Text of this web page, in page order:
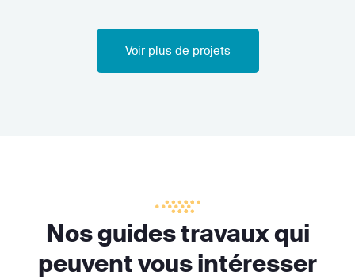
Voir plus de projets
Nos guides travaux qui
peuvent vous intéresser